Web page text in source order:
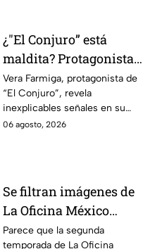
¿"El Conjuro” está
maldita? Protagonista
revela INQUIETANTES
señales en su cuerpo
durante la grabación de
la película
Vera Farmiga, protagonista de
“El Conjuro”, revela
inexplicables señales en su
cuerpo durante el rodaje de la
06 agosto, 2026
Se filtran imágenes de
La Oficina México
temporada 2 y un
Parece que la segunda
temporada de La Oficina